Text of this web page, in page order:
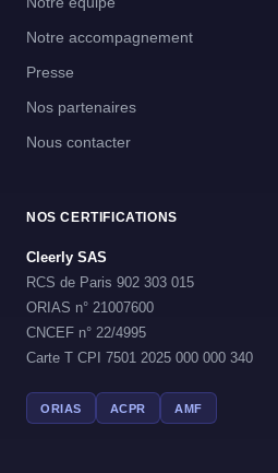
Notre accompagnement
Presse
Nos partenaires
Nous contacter
NOS CERTIFICATIONS
Cleerly SAS
RCS de Paris 902 303 015
ORIAS n° 21007600
CNCEF n° 22/4995
Carte T CPI 7501 2025 000 000 340
ORIAS ACPR AMF